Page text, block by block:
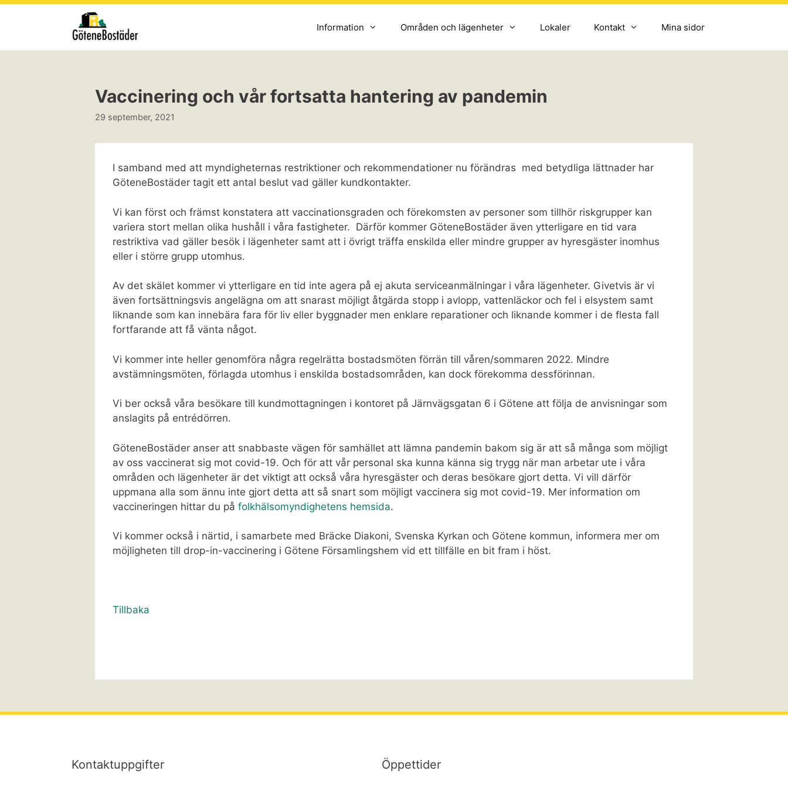
Hoppa
Information Områden och lägenheter Lokaler Kontakt Mina sidor
Vaccinering och vår fortsatta hantering av pandemin
29 september, 2021
I samband med att myndigheternas restriktioner och rekommendationer nu förändras med betydliga lättnader har
GöteneBostäder tagit ett antal beslut vad gäller kundkontakter.
Vi kan först och främst konstatera att vaccinationsgraden och förekomsten av personer som tillhör riskgrupper kan
variera stort mellan olika hushåll i våra fastigheter. Därför kommer GöteneBostäder även ytterligare en tid vara
restriktiva vad gäller besök i lägenheter samt att i övrigt träffa enskilda eller mindre grupper av hyresgäster inomhus
eller i större grupp utomhus.
Av det skälet kommer vi ytterligare en tid inte agera på ej akuta serviceanmälningar i våra lägenheter. Givetvis är vi
även fortsättningsvis angelägna om att snarast möjligt åtgärda stopp i avlopp, vattenläckor och fel i elsystem samt
liknande som kan innebära fara för liv eller byggnader men enklare reparationer och liknande kommer i de flesta fall
fortfarande att få vänta något.
Vi kommer inte heller genomföra några regelrätta bostadsmöten förrän till våren/sommaren 2022. Mindre
avstämningsmöten, förlagda utomhus i enskilda bostadsområden, kan dock förekomma dessförinnan.
Vi ber också våra besökare till kundmottagningen i kontoret på Järnvägsgatan 6 i Götene att följa de anvisningar som
anslagits på entrédörren.
GöteneBostäder anser att snabbaste vägen för samhället att lämna pandemin bakom sig är att så många som möjligt
av oss vaccinerat sig mot covid-19. Och för att vår personal ska kunna känna sig trygg när man arbetar ute i våra
områden och lägenheter är det viktigt att också våra hyresgäster och deras besökare gjort detta. Vi vill därför
uppmana alla som ännu inte gjort detta att så snart som möjligt vaccinera sig mot covid-19. Mer information om
vaccineringen hittar du på folkhälsomyndighetens hemsida.
Vi kommer också i närtid, i samarbete med Bräcke Diakoni, Svenska Kyrkan och Götene kommun, informera mer om
möjligheten till drop-in-vaccinering i Götene Församlingshem vid ett tillfälle en bit fram i höst.
Tillbaka
Kontaktuppgifter Öppettider